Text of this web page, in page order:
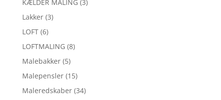
KÆLDER MALING (3)
Lakker (3)
LOFT (6)
LOFTMALING (8)
Malebakker (5)
Malepensler (15)
Maleredskaber (34)